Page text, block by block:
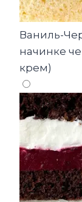
Ваниль-
начинке
крем)